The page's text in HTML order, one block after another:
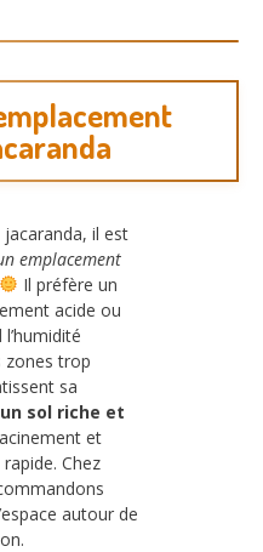
il est
emplacement
Il préfère un
acide ou
zones trop
sa
sol riche et
et
Chez
autour de